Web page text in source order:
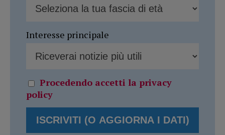
Interesse principale
Procedendo accetti la privacy
policy